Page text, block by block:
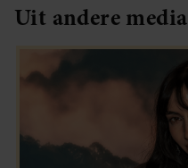
Uit andere media